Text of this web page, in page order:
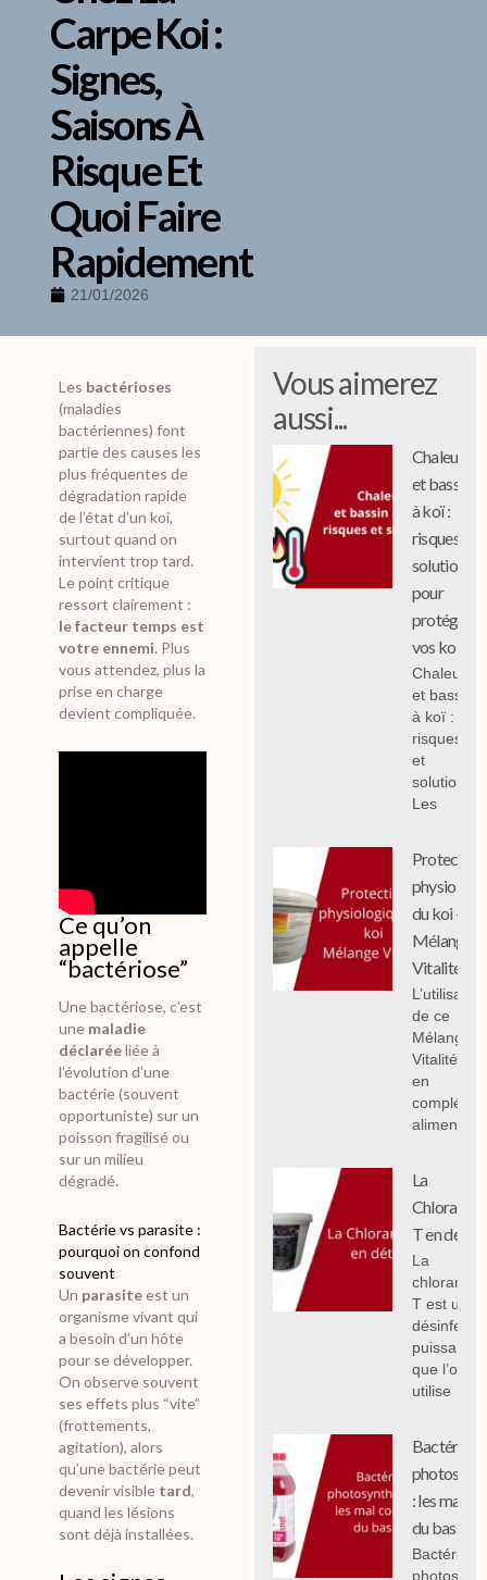
Carpe Koi :
Signes,
Saisons À
Risque Et
Quoi Faire
Rapidement
21/01/2026
Les bactérioses
(maladies
bactériennes) font
partie des causes les
plus fréquentes de
dégradation rapide
de l’état d’un koi,
surtout quand on
intervient trop tard.
Le point critique
ressort clairement :
le facteur temps est
votre ennemi. Plus
vous attendez, plus la
prise en charge
devient compliquée.
Ce qu’on
appelle
“bactériose”
Une bactériose, c’est
une maladie
déclaréeliée à
l’évolution d’une
bactérie (souvent
opportuniste) sur un
poisson fragilisé ou
sur un milieu
dégradé.
Bactérie vs parasite :
pourquoi on confond
souvent
Un parasiteest un
organisme vivant qui
a besoin d’un hôte
pour se développer.
On observe souvent
ses effets plus “vite”
(frottements,
agitation), alors
qu’une bactérie peut
devenir visible tard,
quand les lésions
sont déjà installées.
Vous aimerez
aussi...
Chaleur
et bassin
à koï :
risques et
solutions
pour
protéger
vos koi
Chaleur
et bassin
à koï :
risques
et
solutions;
Les
Protection
du koi -
Mélange
Vitalité
L’utilisation
de ce
Mélange
Vitalité 1
en
alimentaire
La
T en détail
La
chloramine
T est un
puissant
que l’on
utilise
Bactéries
: les mal
du bassin.
Bactéries